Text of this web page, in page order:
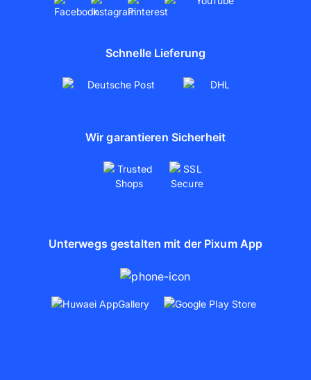
Schnelle Lieferung
Wir garantieren Sicherheit
Unterwegs gestalten mit der Pixum App